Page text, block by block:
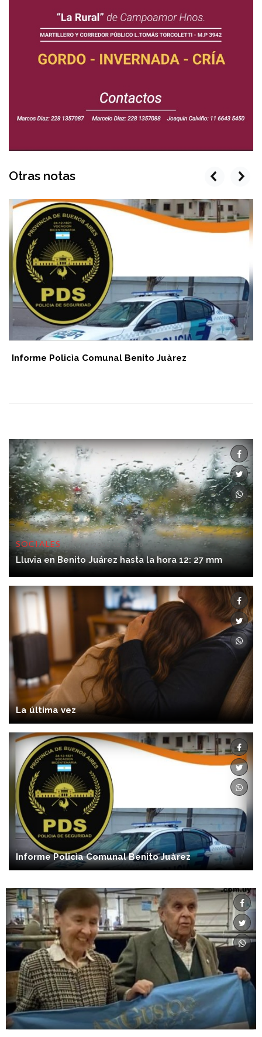
Otras notas
Informe Policìa Comunal Benito Juàrez
prev next
SOCIALES 06/08/2026 12:28:00
Lluvia en Benito Juárez hasta la hora 12: 27 mm
La última vez
Informe Policìa Comunal Benito Juàrez